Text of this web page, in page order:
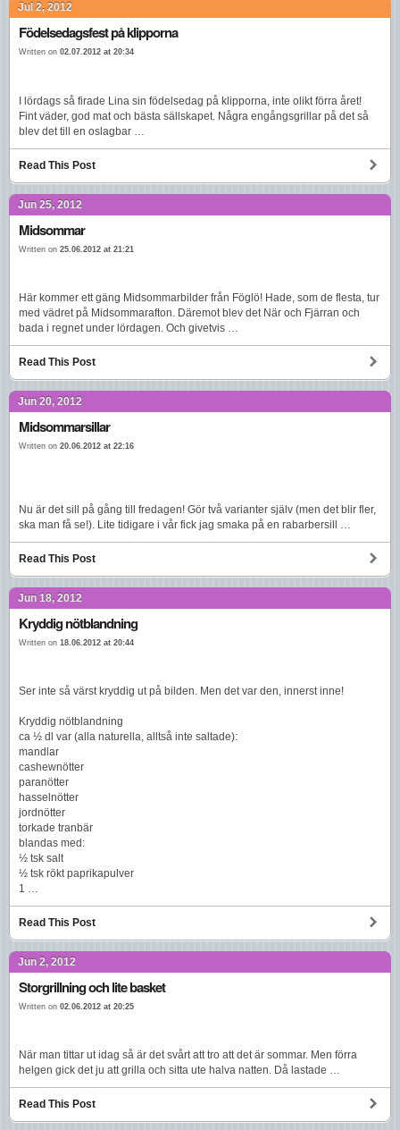
Jul 2, 2012
Födelsedagsfest på klipporna
Written on 02.07.2012 at 20:34
I lördags så firade Lina sin födelsedag på klipporna, inte olikt förra året!
Fint väder, god mat och bästa sällskapet. Några engångsgrillar på det så
blev det till en oslagbar …
Read This Post
Jun 25, 2012
Midsommar
Written on 25.06.2012 at 21:21
Här kommer ett gäng Midsommarbilder från Föglö! Hade, som de flesta, tur
med vädret på Midsommarafton. Däremot blev det När och Fjärran och
bada i regnet under lördagen. Och givetvis …
Read This Post
Jun 20, 2012
Midsommarsillar
Written on 20.06.2012 at 22:16
Nu är det sill på gång till fredagen! Gör två varianter själv (men det blir fler,
ska man få se!). Lite tidigare i vår fick jag smaka på en rabarbersill …
Read This Post
Jun 18, 2012
Kryddig nötblandning
Written on 18.06.2012 at 20:44
Ser inte så värst kryddig ut på bilden. Men det var den, innerst inne!
Kryddig nötblandning
ca ½ dl var (alla naturella, alltså inte saltade):
mandlar
cashewnötter
paranötter
hasselnötter
jordnötter
torkade tranbär
blandas med:
½ tsk salt
½ tsk rökt paprikapulver
1 …
Read This Post
Jun 2, 2012
Storgrillning och lite basket
Written on 02.06.2012 at 20:25
När man tittar ut idag så är det svårt att tro att det är sommar. Men förra
helgen gick det ju att grilla och sitta ute halva natten. Då lastade …
Read This Post